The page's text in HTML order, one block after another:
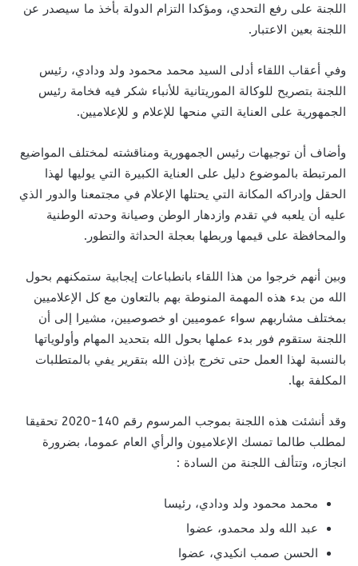
اللجنة على رفع التحدي، ومؤكدا التزام الدولة بأخذ ما سيصدر عن
اللجنة بعين الاعتبار.
وفي أعقاب اللقاء أدلى السيد محمد محمود ولد ودادي، رئيس
اللجنة بتصريح للوكالة الموريتانية للأنباء شكر فيه فخامة رئيس
الجمهورية على العناية التي منحها للإعلام و للإعلاميين.
وأضاف أن توجيهات رئيس الجمهورية ومناقشته لمختلف المواضيع
المرتبطة بالموضوع دليل على العناية الكبيرة التي يوليها لهذا
الحقل وإدراكه المكانة التي يحتلها الإعلام في مجتمعنا والدور الذي
عليه أن يلعبه في تقدم وازدهار الوطن وصيانة وحدته الوطنية
والمحافظة على قيمها وربطها بعجلة الحداثة والتطور.
وبين أنهم خرجوا من هذا اللقاء بانطباعات إيجابية ستمكنهم بحول
الله من بدء هذه المهمة المنوطة بهم بالتعاون مع كل الإعلاميين
بمختلف مشاربهم سواء عموميين او خصوصيين، مشيرا إلى أن
اللجنة ستقوم فور بدء عملها بحول الله بتحديد المهام وأولوياتها
بالنسبة لهذا العمل حتى تخرج بإذن الله بتقرير يفي بالمتطلبات
المكلفة بها.
وقد أنشئت هذه اللجنة بموجب المرسوم رقم 140-2020 تحقيقا
لمطلب طالما تمسك الإعلاميون والرأي العام عموما، بضرورة
انجازه، وتتألف اللجنة من السادة :
محمد محمود ولد ودادي، رئيسا
عبد الله ولد محمدو، عضوا
الحسن صمب انكيدي، عضوا